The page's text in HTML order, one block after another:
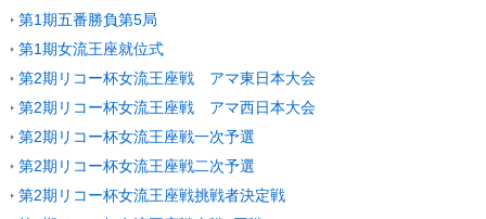
第1期五番勝負第5局
第1期女流王座就位式
第2期リコー杯女流王座戦 アマ東日本大会
第2期リコー杯女流王座戦 アマ西日本大会
第2期リコー杯女流王座戦一次予選
第2期リコー杯女流王座戦二次予選
第2期リコー杯女流王座戦挑戦者決定戦